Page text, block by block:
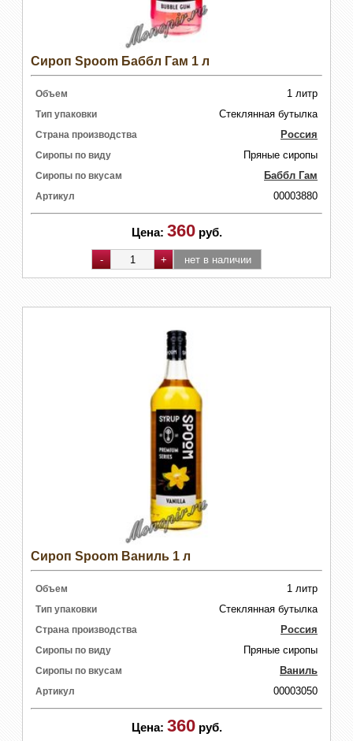
Сироп Spoom Баббл Гам 1 л
Объем 1 литр
Тип упаковки Стеклянная бутылка
Страна производства Россия
Сиропы по виду Пряные сиропы
Сиропы по вкусам Баббл Гам
Артикул 00003880
Цена: 360 руб.
Сироп Spoom Ваниль 1 л
Объем 1 литр
Тип упаковки Стеклянная бутылка
Страна производства Россия
Сиропы по виду Пряные сиропы
Сиропы по вкусам Ваниль
Артикул 00003050
Цена: 360 руб.